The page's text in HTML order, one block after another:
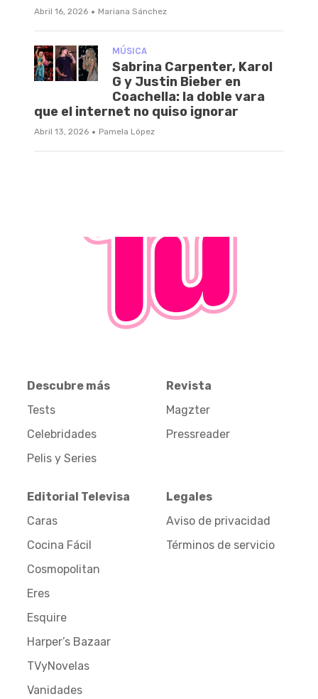
Abril 16, 2026 · Mariana Sánchez
MÚSICA
Sabrina Carpenter, Karol
G y Justin Bieber en
Coachella: la doble vara
que el internet no quiso ignorar
Abril 13, 2026 · Pamela López
Descubre más
Tests
Celebridades
Pelis y Series
Revista
Magzter
Pressreader
Editorial Televisa
Caras
Cocina Fácil
Cosmopolitan
Eres
Esquire
Harper’s Bazaar
TVyNovelas
Vanidades
Legales
Aviso de privacidad
Términos de servicio